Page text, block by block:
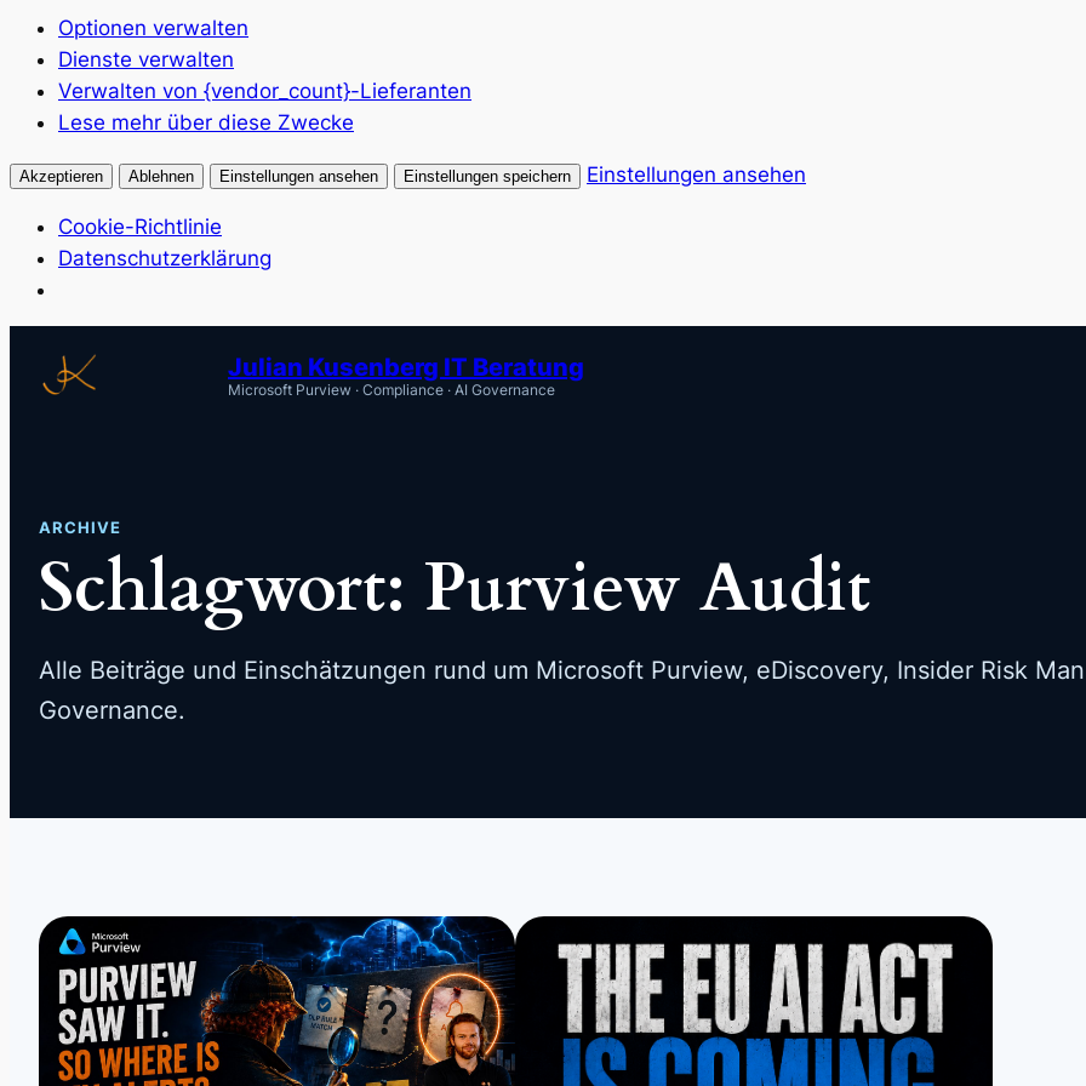
Optionen verwalten
Dienste verwalten
Verwalten von {vendor_count}-Lieferanten
Lese mehr über diese Zwecke
Akzeptieren Ablehnen Einstellungen ansehen Einstellungen speichern Einstellungen ansehen
Cookie-Richtlinie
Datenschutzerklärung
Inhalt
springen
Julian Kusenberg IT Beratung
Microsoft Purview · Compliance · AI Governance
ARCHIVE
Schlagwort: Purview Audit
Alle Beiträge und Einschätzungen rund um Microsoft Purview, eDiscovery, Insider Risk
Governance.